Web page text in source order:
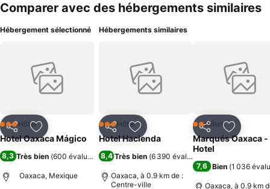
Comparer avec des hébergements similaires
Hébergement sélectionné
PartagerAjouter à mes favoris
3 ÉtoilesHôtel
Hotel Oaxaca Mágico
8,3 Très bien (600 évaluations)
Oaxaca, Mexique
Hébergements similaires
PartagerAjouter à mes favoris
3 ÉtoilesHôtel
Hotel Hacienda
8,4 Très bien (6 390 évaluations
Oaxaca, à 0.9 km de :
Centre-ville
PartagerAjouter
2 Étoiles
Hôtel
Marqués Oaxaca -
Hotel
7,6 Bien (1 036
Oaxaca, à 0.9 km